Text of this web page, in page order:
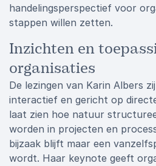
handelingsperspectief voor
stappen willen zetten.
Inzichten en
organisaties
De lezingen van Karin Albers
interactief en gericht op
laat zien hoe natuur
worden in projecten en
bijzaak blijft maar een
wordt. Haar keynote geeft